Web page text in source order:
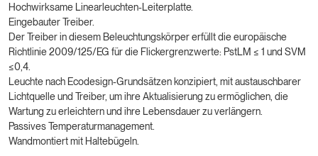
Hochwirksame Linearleuchten-Leiterplatte.
Eingebauter Treiber.
Der Treiber in diesem Beleuchtungskörper erfüllt die europäische
Richtlinie 2009/125/EG für die Flickergrenzwerte: PstLM ≤ 1 und SVM
≤0,4.
Leuchte nach Ecodesign-Grundsätzen konzipiert, mit austauschbarer
Lichtquelle und Treiber, um ihre Aktualisierung zu ermöglichen, die
Wartung zu erleichtern und ihre Lebensdauer zu verlängern.
Passives Temperaturmanagement.
Wandmontiert mit Haltebügeln.